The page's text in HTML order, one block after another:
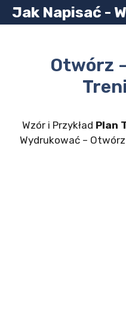
Przejdź
do
Jak Napisać -
Otwórz
Wzór i Przykład Plan
Wydrukować –